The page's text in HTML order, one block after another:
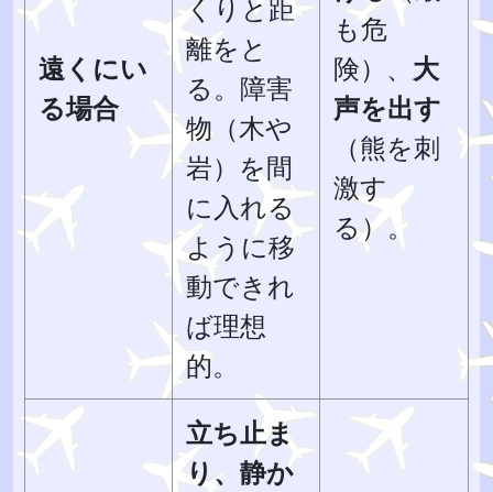
遠くにい
る場合
くりと距
離をと
る。障害
物（木や
岩）を間
に入れる
ように移
動できれ
ば理想
的。
も危
険）、 大
声を出す
（熊を刺
激す
る）。
立ち止ま
り、静か